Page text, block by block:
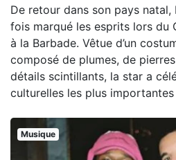
De retour dans son pays natal,
fois marqué les esprits lors du
à la Barbade. Vêtue d’un
composé de plumes, de
détails scintillants, la star a
culturelles les plus importantes
Musique